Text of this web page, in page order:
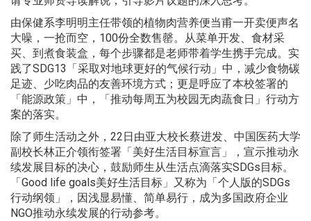
由保健系李明明主任带领的植物肉营养便当甫一开卖便声名
大噪，一抢而空，100份全数售罄。从菜单开发、食材采
买、到煮食装盒，每个步骤都是老师带着学生携手完成。实
践了SDG13「采取对地球更好的气候行动」中，减少食物碳
足迹、少吃肉品的友善环境方式；更是呼应了本校签署的
「能源政策」中，「推动每周五为校园无肉蔬食日」行动方
案的落实。
除了师生活动之外，22日由亚大校长蔡进发、中国医药大学
副校长林正介领衔签署「美好生活目标宣言」，宣示推动永
续发展目标的决心，鼓励师生从生活点滴落实SDGs目标。
「Good life goals美好生活目标」又称为「个人版的SDGs
行动纲领」，因浅显易懂、简单易行，成为多国政府企业
NGO推动永续发展的行动参考。